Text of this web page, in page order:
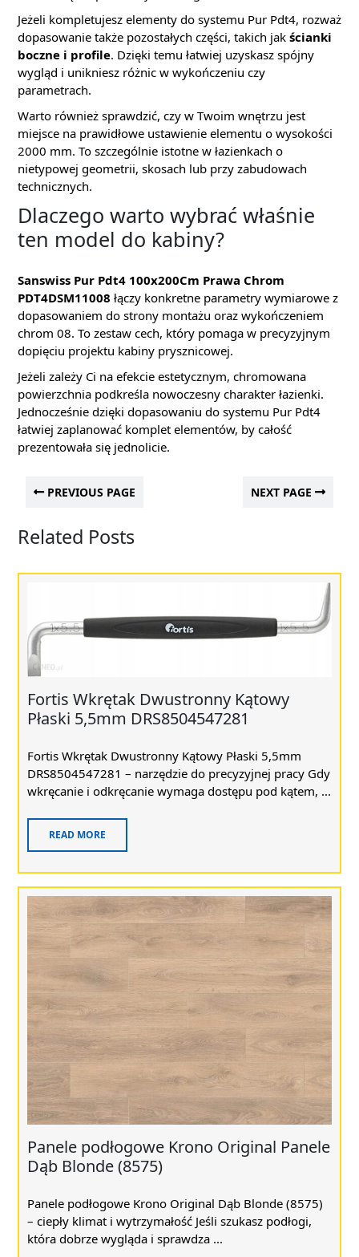
Jeżeli kompletujesz elementy do systemu Pur Pdt4, rozważ
dopasowanie także pozostałych części, takich jak ścianki
boczne i profile. Dzięki temu łatwiej uzyskasz spójny
wygląd i unikniesz różnic w wykończeniu czy
parametrach.
Warto również sprawdzić, czy w Twoim wnętrzu jest
miejsce na prawidłowe ustawienie elementu o wysokości
2000 mm. To szczególnie istotne w łazienkach o
nietypowej geometrii, skosach lub przy zabudowach
technicznych.
Dlaczego warto wybrać właśnie
ten model do kabiny?
Sanswiss Pur Pdt4 100x200Cm Prawa Chrom
PDT4DSM11008 łączy konkretne parametry wymiarowe z
dopasowaniem do strony montażu oraz wykończeniem
chrom 08. To zestaw cech, który pomaga w precyzyjnym
dopięciu projektu kabiny prysznicowej.
Jeżeli zależy Ci na efekcie estetycznym, chromowana
powierzchnia podkreśla nowoczesny charakter łazienki.
Jednocześnie dzięki dopasowaniu do systemu Pur Pdt4
łatwiej zaplanować komplet elementów, by całość
prezentowała się jednolicie.
PREVIOUS PAGE NEXT PAGE
Related Posts
Fortis Wkrętak Dwustronny Kątowy
Płaski 5,5mm DRS8504547281
Fortis Wkrętak Dwustronny Kątowy Płaski 5,5mm
DRS8504547281 – narzędzie do precyzyjnej pracy Gdy
wkręcanie i odkręcanie wymaga dostępu pod kątem, ...
READ MORE
Panele podłogowe Krono Original Panele
Dąb Blonde (8575)
Panele podłogowe Krono Original Dąb Blonde (8575)
– ciepły klimat i wytrzymałość Jeśli szukasz podłogi,
która dobrze wygląda i sprawdza ...